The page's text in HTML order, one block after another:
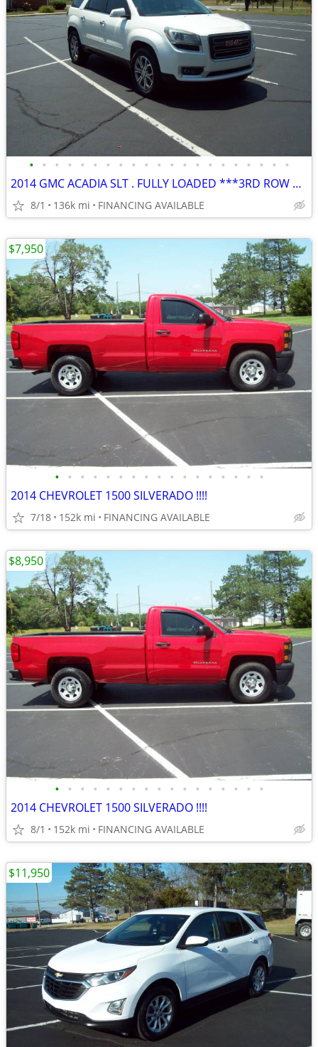
• • • • • • • • • • • • • • • • • • • • •
2014 GMC ACADIA SLT . FULLY LOADED ***3RD ROW SEATING
8/1 136k mi FINANCING AVAILABLE
• • • • • • • • • • • • • • • • •
2014 CHEVROLET 1500 SILVERADO !!!!
7/18 152k mi FINANCING AVAILABLE
$7,950
• • • • • • • • • • • • • • • • •
2014 CHEVROLET 1500 SILVERADO !!!!
8/1 152k mi FINANCING AVAILABLE
$8,950
$11,950